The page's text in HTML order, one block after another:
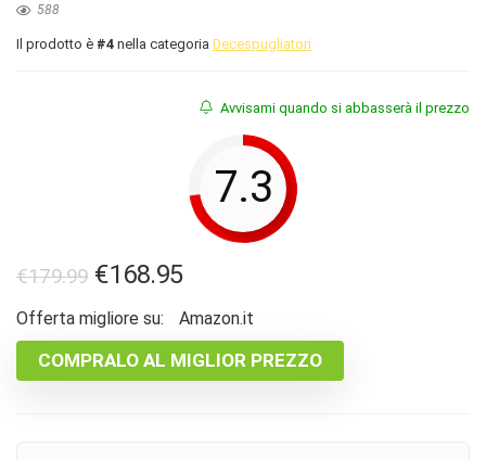
588
Il prodotto è #4 nella categoria Decespugliatori
Avvisami quando si abbasserà il prezzo
7.3
€179.99 Il
prezzo
originale
era:
€168.95Il
prezzo
attuale
è:
Offerta migliore su: Amazon.it
COMPRALO AL MIGLIOR PREZZO